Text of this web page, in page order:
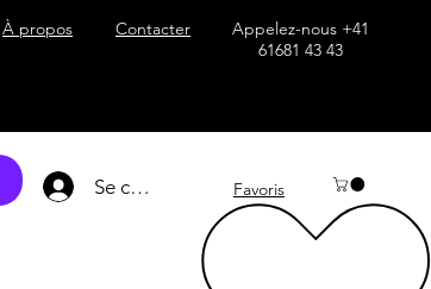
À propos Contacter
Appelez-nous +41
61681 43 43
Se connecter Favoris